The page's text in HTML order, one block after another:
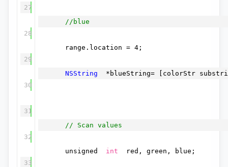
27
28
29
30
31
32
33
//blue
range.location = 4;
NSString *blueString= [colorStr
// Scan values
unsigned int red, green, blue;